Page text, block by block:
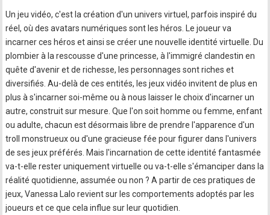
Un jeu vidéo, c'est la création d'un univers virtuel, parfois inspiré du
réel, où des avatars numériques sont les héros. Le joueur va
incarner ces héros et ainsi se créer une nouvelle identité virtuelle. Du
plombier à la rescousse d'une princesse, à l'immigré clandestin en
quête d'avenir et de richesse, les personnages sont riches et
diversifiés. Au-delà de ces entités, les jeux vidéo invitent de plus en
plus à s'incarner soi-même ou à nous laisser le choix d'incarner un
autre, construit sur mesure. Que l'on soit homme ou femme, enfant
ou adulte, chacun est désormais libre de prendre l'apparence d'un
troll monstrueux ou d'une gracieuse fée pour figurer dans l'univers
de ses jeux préférés. Mais l'incarnation de cette identité fantasmée
va-t-elle rester uniquement virtuelle ou va-t-elle s'émanciper dans la
réalité quotidienne, assumée ou non ? A partir de ces pratiques de
jeux, Vanessa Lalo revient sur les comportements adoptés par les
joueurs et ce que cela influe sur leur quotidien.